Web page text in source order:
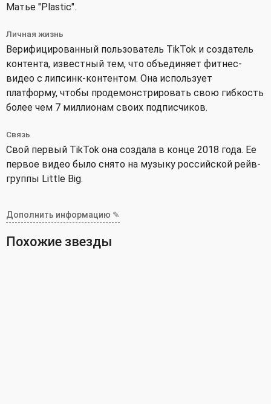
Матье "Plastic".
Личная жизнь
Верифицированный пользователь TikTok и создатель
контента, известный тем, что объединяет фитнес-
видео с липсинк-контентом. Она использует
платформу, чтобы продемонстрировать свою гибкость
более чем 7 миллионам своих подписчиков.
Связь
Свой первый TikTok она создала в конце 2018 года. Ее
первое видео было снято на музыку российской рейв-
группы Little Big.
Дополнить информацию ✎
Похожие звезды